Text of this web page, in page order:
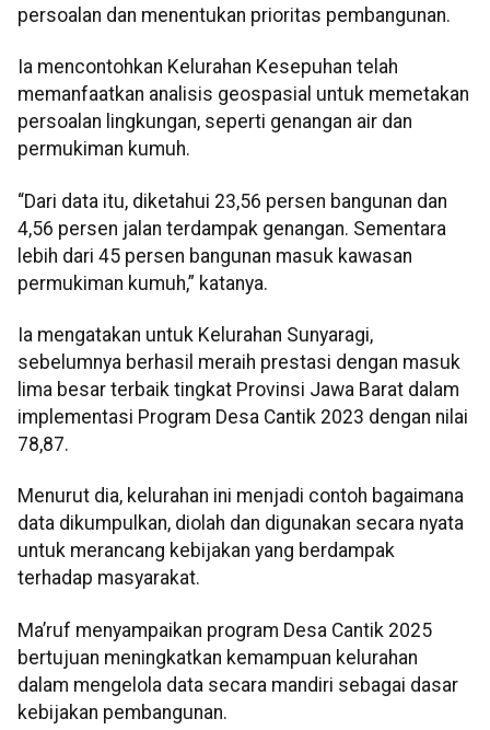
persoalan dan menentukan prioritas pembangunan.
Ia mencontohkan Kelurahan Kesepuhan telah
memanfaatkan analisis geospasial untuk memetakan
persoalan lingkungan, seperti genangan air dan
permukiman kumuh.
“Dari data itu, diketahui 23,56 persen bangunan dan
4,56 persen jalan terdampak genangan. Sementara
lebih dari 45 persen bangunan masuk kawasan
permukiman kumuh,” katanya.
Ia mengatakan untuk Kelurahan Sunyaragi,
sebelumnya berhasil meraih prestasi dengan masuk
lima besar terbaik tingkat Provinsi Jawa Barat dalam
implementasi Program Desa Cantik 2023 dengan nilai
78,87.
Menurut dia, kelurahan ini menjadi contoh bagaimana
data dikumpulkan, diolah dan digunakan secara nyata
untuk merancang kebijakan yang berdampak
terhadap masyarakat.
Ma’ruf menyampaikan program Desa Cantik 2025
bertujuan meningkatkan kemampuan kelurahan
dalam mengelola data secara mandiri sebagai dasar
kebijakan pembangunan.